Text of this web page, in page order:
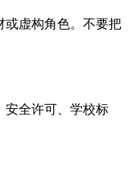
或虚构角色。不要把
安全许可、学校标